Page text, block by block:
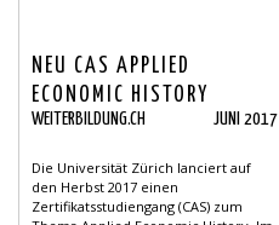
NEU CAS APPLIED
ECONOMIC HISTORY
WEITERBILDUNG.CH JUNI 2017
Die Universität Zürich lanciert auf
den Herbst 2017 einen
Zertifikatsstudiengang (CAS) zum